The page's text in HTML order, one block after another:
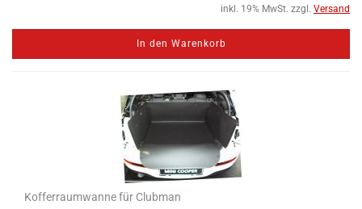
inkl. 19% MwSt. zzgl. Versand
In den Warenkorb
Kofferraumwanne für Clubman